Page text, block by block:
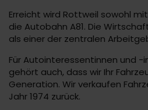
Erreicht wird Rottweil sowohl
die Autobahn A81. Die
als einer der zentralen
Für Autointeressentinnen und -
gehört auch, dass wir Ihr
Generation. Wir verkaufen
Jahr 1974 zurück.